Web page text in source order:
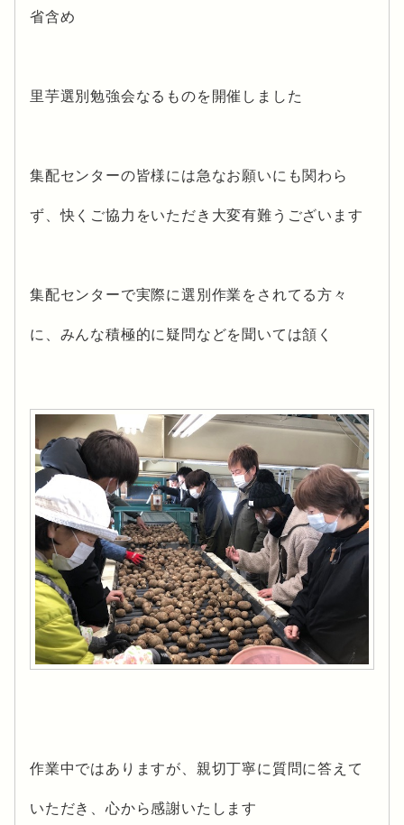
省含め
里芋選別勉強会なるものを開催しました
集配センターの皆様には急なお願いにも関わら
ず、快くご協力をいただき大変有難うございます
集配センターで実際に選別作業をされてる方々
に、みんな積極的に疑問などを聞いては頷く
作業中ではありますが、親切丁寧に質問に答えて
いただき、心から感謝いたします